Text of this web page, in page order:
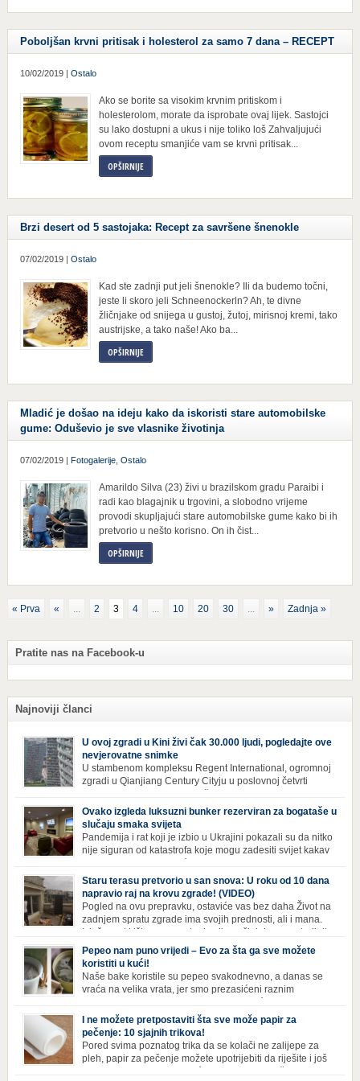
Poboljšan krvni pritisak i holesterol za samo 7 dana – RECEPT
10/02/2019 | Ostalo
Ako se borite sa visokim krvnim pritiskom i
holesterolom, morate da isprobate ovaj lijek. Sastojci
su lako dostupni a ukus i nije toliko loš Zahvaljujući
ovom receptu smanjiće vam se krvni pritisak...
OPŠIRNIJE
Brzi desert od 5 sastojaka: Recept za savršene šnenokle
07/02/2019 | Ostalo
Kad ste zadnji put jeli šnenokle? Ili da budemo točni,
jeste li skoro jeli Schneenockerln? Ah, te divne
žličnjake od snijega u gustoj, žutoj, mirisnoj kremi, tako
austrijske, a tako naše! Ako ba...
OPŠIRNIJE
Mladić je došao na ideju kako da iskoristi stare automobilske
gume: Oduševio je sve vlasnike životinja
07/02/2019 | Fotogalerije, Ostalo
Amarildo Silva (23) živi u brazilskom gradu Paraibi i
radi kao blagajnik u trgovini, a slobodno vrijeme
provodi skupljajući stare automobilske gume kako bi ih
pretvorio u nešto korisno. On ih čist...
OPŠIRNIJE
« Prva « ... 2 3 4 ... 10 20 30 ... » Zadnja »
Pratite nas na Facebook-u
Najnoviji članci
U ovoj zgradi u Kini živi čak 30.000 ljudi, pogledajte ove
nevjerovatne snimke
U stambenom kompleksu Regent International, ogromnoj
zgradi u Qianjiang Century Cityju u poslovnoj četvrti
koji nikad ne moraju izaći iz njega. Naime, s obzirom na to da unutar
zgrade mogu pronaći sve potrepštine koje im zatrebaju, stanari ovog
kompleksa zapravo nemaju potrebe izlaziti izvan njega ako […]
Ovako izgleda luksuzni bunker rezerviran za bogataše u
slučaju smaka svijeta
Pandemija i rat koji je izbio u Ukrajini pokazali su da nitko
nije siguran od katastrofa koje mogu zadesiti svijet kakav
svijetu neće postati još gora te da su prijetnje nuklearnim oružjem
isprazne, ima i onih koji se spremaju za najgori scenariji. Naime,
Survival Condo […]
Staru terasu pretvorio u san snova: U roku od 10 dana
napravio raj na krovu zgrade! (VIDEO)
Pogled na ovu prepravku, ostaviće vas bez daha Život na
zadnjem spratu zgrade ima svojih prednosti, ali i mana.
Izloženost kiši, suncu, vetru i snijegu čini da se materijali
brže troše, a terasa poprimi ruiniran izgled. Ovaj muškarac je promijenio
sve, kada je renovirao terasu i sebi stvorio zaista rajski kutak. Uživajte i
vi u […]
Pepeo nam puno vrijedi – Evo za šta ga sve možete
koristiti u kući!
Naše bake koristile su pepeo svakodnevno, a danas se
vraća na velika vrata, jer smo prezasićeni raznim
toksinima iz industrijskih preparata za kućnu higijenu.
Izbjeljivač bez premca Čak i kada se pere najboljim deterdžentima, uz
dodatak izbjeljivača, rublje ne dobija blistavu bjelinu. Možda niste znali
da je cijeđ drvenog pepela fenomenalno sredstvo za pranje bijelog […]
I ne možete pretpostaviti šta sve može papir za
pečenje: 10 sjajnih trikova!
Pored svima poznatog trika da se kolači ne zalijepe za
pleh, papir za pečenje možete upotrijebiti da riješite i još
neke sitnije probleme u kući. Evo 10 novih načina za